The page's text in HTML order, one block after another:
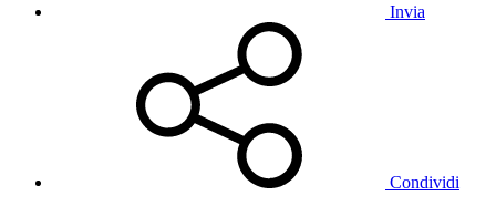
Invia
Condividi